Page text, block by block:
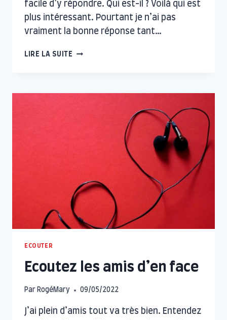
facile d’y répondre. Qui est-il ? Voilà qui est
plus intéressant. Pourtant je n’ai pas
vraiment la bonne réponse tant…
LIRE LA SUITE VOILÀ
INTÉRESSANT
ECOUTER
Ecoutez les amis d’en face
Par RogéMary 09/05/2022
J’ai plein d’amis tout va très bien. Entendez